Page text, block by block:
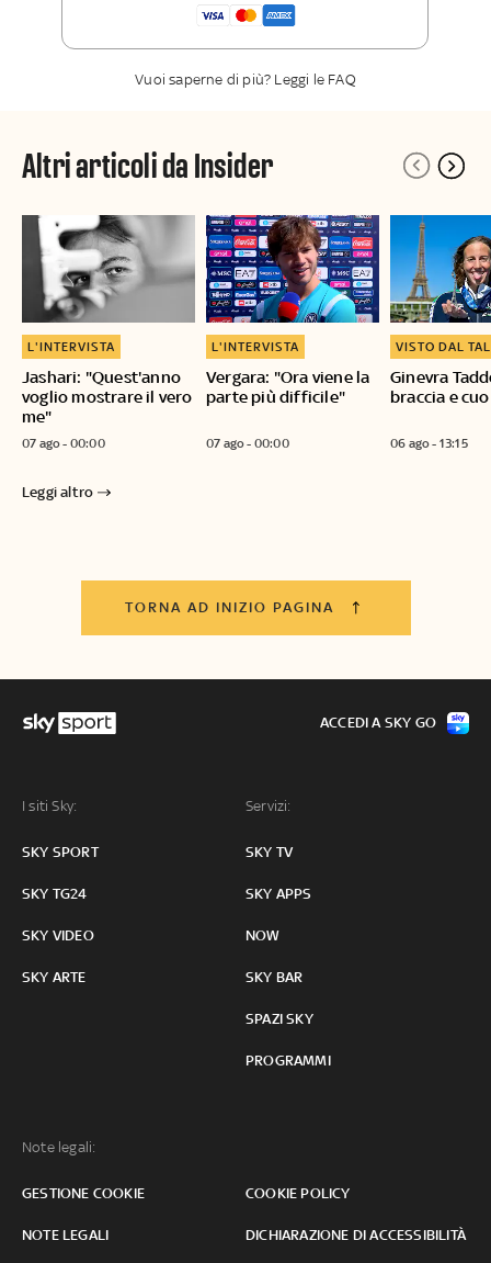
La newsletter esclusiva di Sky Sport
Vuoi saperne di più? Leggi le FAQ
Altri articoli da Insider
Jashari: "Quest'anno
voglio mostrare il vero
me"
L'INTERVISTA
07 ago - 00:00
Vergara: "Ora viene la
parte più difficile"
L'INTERVISTA
07 ago - 00:00
Ginevra
braccia e
VISTO DAL
06 ago - 13:15
Leggi altro
TORNA AD INIZIO PAGINA
I siti Sky:
SKY SPORT
SKY TG24
SKY VIDEO
SKY ARTE
Servizi:
SKY TV
SKY APPS
NOW
SKY BAR
SPAZI SKY
PROGRAMMI
Note legali:
GESTIONE COOKIE COOKIE POLICY
NOTE LEGALI DICHIARAZIONE DI ACCESSIBILITÀ
ACCEDI A SKY GO